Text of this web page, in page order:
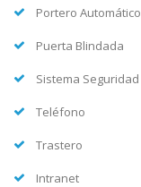
Portero Automático
Puerta Blindada
Sistema Seguridad
Teléfono
Trastero
Intranet